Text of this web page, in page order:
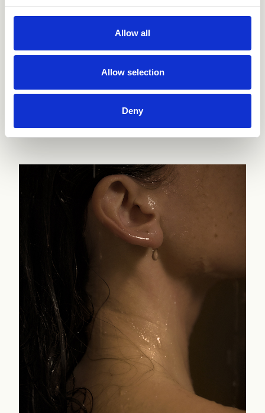
Allow all
Allow selection
Deny
Outdoor